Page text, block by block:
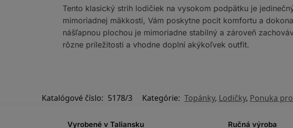
Tento klasický strih lodičiek na vysokom podpätku je
mimoriadnej mäkkosti, Vám poskytne pocit komfortu a
nášľapnou plochou je mimoriadne stabilný a zároveň
rôzne príležitosti a vhodne doplní akýkoľvek outfit.
Katalógové číslo: 5178/3 Kategórie: Topánky, Lodičky, Ponuka
Vyrobené v Taliansku
Ručná výroba